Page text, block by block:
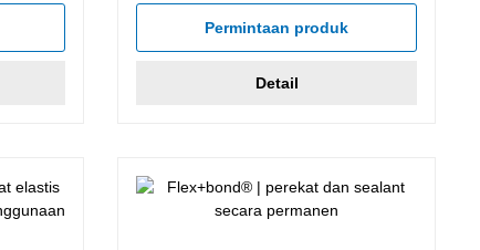
Permintaan produk
Detail